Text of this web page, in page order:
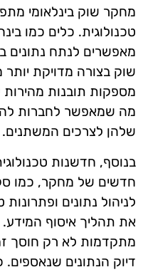
מחקר שוק בינלאומי
טכנולוגית. כלים כמו
מאפשרים לנתח נתונים
שוק בצורה מדויקת יותר
מספקות תובנות מהירות
מה שמאפשר לחברות
שלהן לצרכים המשתנים.
בנוסף, חדשנות
חדשים של מחקר, כמו
לניהול נתונים
את תהליך איסוף המידע.
מתקדמות לא רק חוסך
דיוק הנתונים